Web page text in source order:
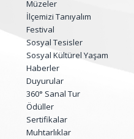
Müzeler
İlçemizi Tanıyalım
Festival
Sosyal Tesisler
Sosyal Kültürel Yaşam
Haberler
Duyurular
360° Sanal Tur
Ödüller
Sertifikalar
Muhtarlıklar